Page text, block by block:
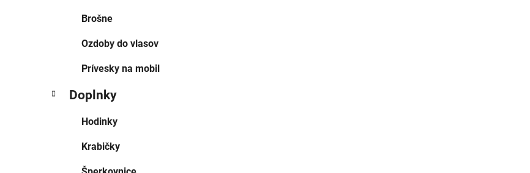
Brošne
Ozdoby do vlasov
Prívesky na mobil
Doplnky
Hodinky
Krabičky